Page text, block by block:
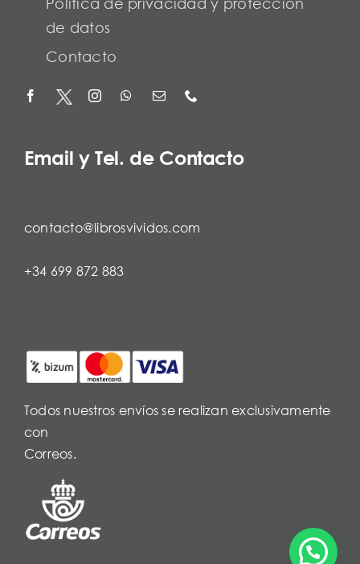
de datos
Contacto
Email y Tel. de Contacto
contacto@librosvividos.com
+34 699 872 883
Todos nuestros envíos se realizan exclusivamente
con
Correos.